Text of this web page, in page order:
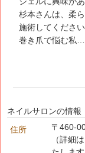
杉本さんは、柔
施術してください
巻き爪で悩む私…
ネイルサロンの情報
住所
〒460-
（詳細